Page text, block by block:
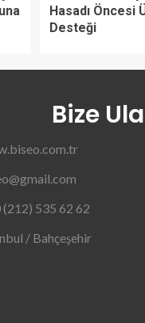
Hasadı Öncesi
Desteği
Bize
(212) 535 62 62
/ Bahçeşehir